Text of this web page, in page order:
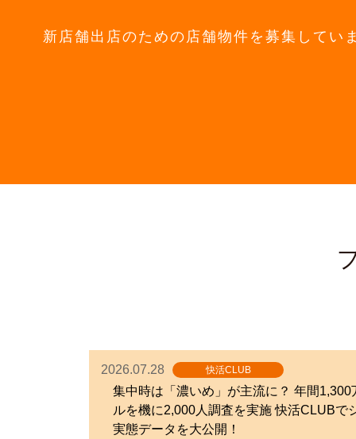
新店舗出店のための 店舗物件を募集してい
2026.07.28 快活CLUB
集中時は「濃いめ」が主流に？ 年間
ルを機に2,000人調査を実施 快活CLUB
実態データを大公開！